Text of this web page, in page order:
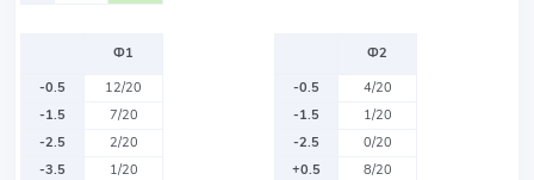
Ф1
-0.5
12/20
-1.5
7/20
-2.5
2/20
-3.5
1/20
Ф2
-0.5
4/20
-1.5
1/20
-2.5
0/20
+0.5
8/20